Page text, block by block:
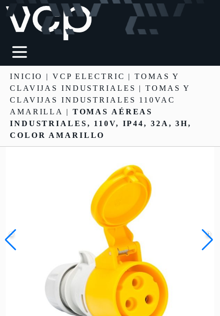
INICIO | VCP ELECTRIC |TOMAS Y
CLAVIJAS INDUSTRIALES
| TOMAS Y
CLAVIJAS INDUSTRIALES 110VAC
AMARILLA | TOMAS AÉREAS
INDUSTRIALES, 110V, IP44, 32A, 3H,
COLOR AMARILLO